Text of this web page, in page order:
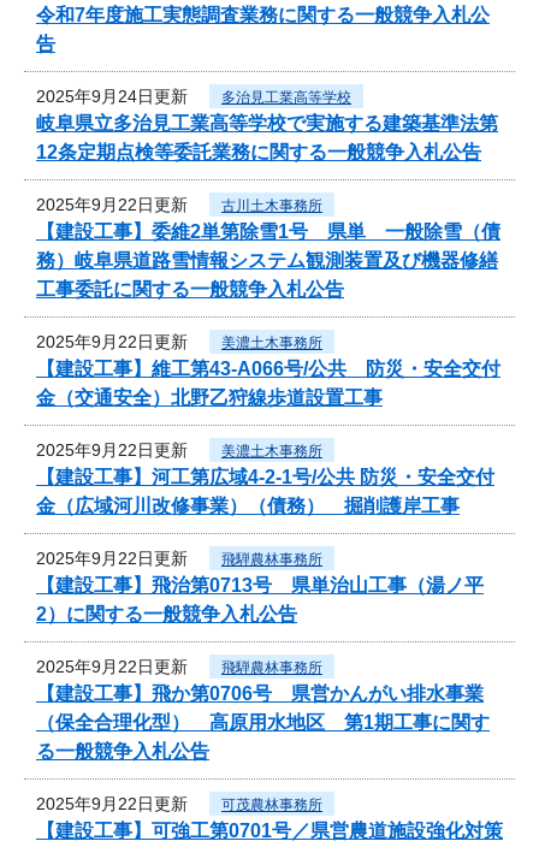
令和7年度施工実態調査業務に関する一般競争入札公
告
2025年9月24日更新 多治見工業高等学校
岐阜県立多治見工業高等学校で実施する建築基準法第
12条定期点検等委託業務に関する一般競争入札公告
2025年9月22日更新 古川土木事務所
【建設工事】委維2単第除雪1号 県単 一般除雪（債
務）岐阜県道路雪情報システム観測装置及び機器修繕
工事委託に関する一般競争入札公告
2025年9月22日更新 美濃土木事務所
【建設工事】維工第43-A066号/公共 防災・安全交付
金（交通安全）北野乙狩線歩道設置工事
2025年9月22日更新 美濃土木事務所
【建設工事】河工第広域4-2-1号/公共 防災・安全交付
金（広域河川改修事業）（債務） 掘削護岸工事
2025年9月22日更新 飛騨農林事務所
【建設工事】飛治第0713号 県単治山工事（湯ノ平
2）に関する一般競争入札公告
2025年9月22日更新 飛騨農林事務所
【建設工事】飛か第0706号 県営かんがい排水事業
（保全合理化型） 高原用水地区 第1期工事に関す
る一般競争入札公告
2025年9月22日更新 可茂農林事務所
【建設工事】可強工第0701号／県営農道施設強化対策